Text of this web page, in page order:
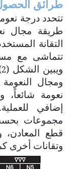
طرائق
تتحدد درجة
طريقة مجال
التقانة
تتماشى مع
ويبين الشكل (2
ومجال
نعومة شائعاً،
إضافي
مجموعات
قطع المعادن،
وتقانات أخرى